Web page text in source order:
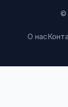
©
О нас